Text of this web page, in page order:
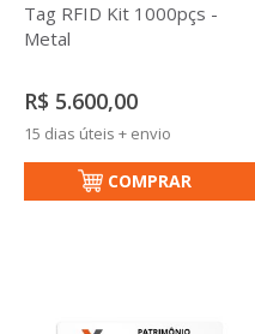
Tag RFID Kit 1000pçs -
Metal
R$ 5.600,00
15 dias úteis + envio
COMPRAR